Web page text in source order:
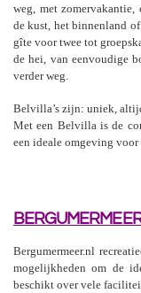
weg, met
de kust, het binnenland
gîte voor twee tot
de hei, van eenvoudige
verder weg.
Belvilla’s zijn: uniek,
Met een Belvilla is de
een ideale omgeving
Bergumermeer.nl
mogelijkheden om de
beschikt over vele